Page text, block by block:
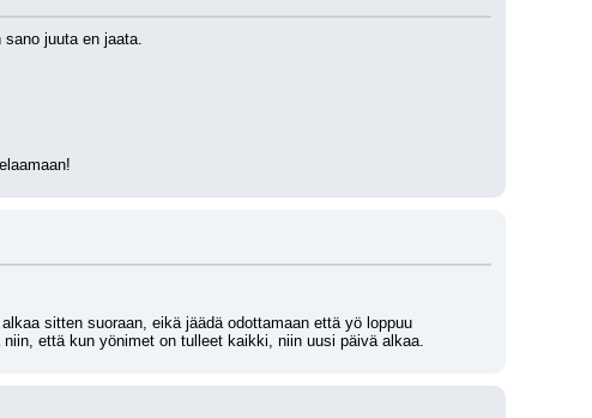
juuta en jaata.
sitten suoraan, eikä jäädä odottamaan että yö loppuu
että kun yönimet on tulleet kaikki, niin uusi päivä alkaa.